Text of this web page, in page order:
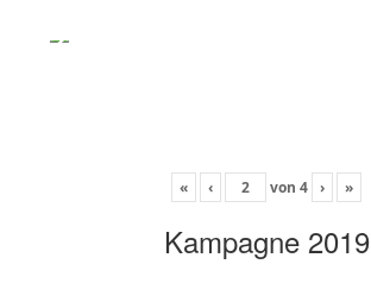
« ‹ von 4 › »
Kampagne 2019